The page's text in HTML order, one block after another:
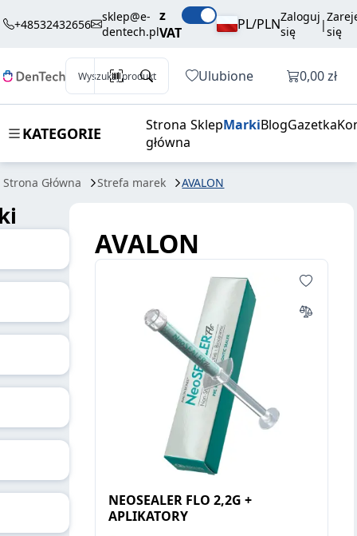
+48532432656
sklep@e-
dentech.pl
z
VAT
PL/PLNZaloguj
się
|się
Wyszukaj produkt Ulubione Otwórz
0,00 zł
KATEGORIE
Strona
główna
SklepMarkiBlogGazetka
Strona Główna Strefa marek AVALON
AVALON
NEOSEALER FLO 2,2G +
APLIKATORY